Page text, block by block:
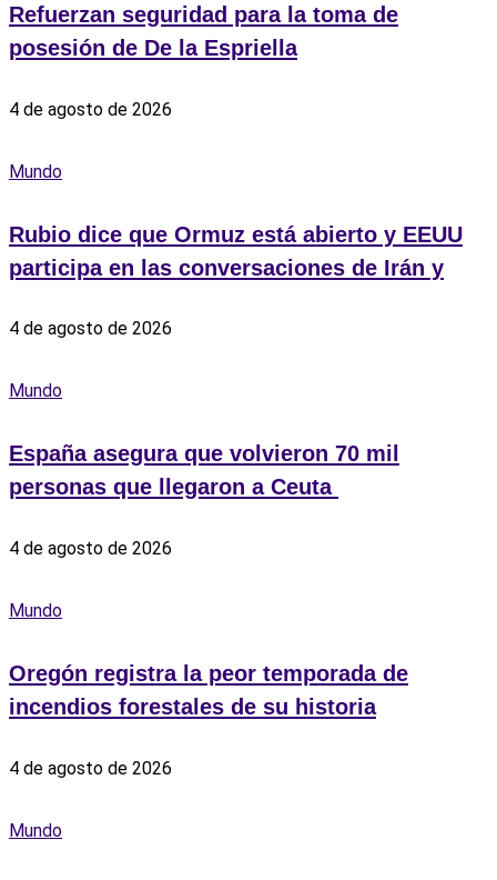
Refuerzan seguridad para la toma de
posesión de De la Espriella
4 de agosto de 2026
Mundo
Rubio dice que Ormuz está abierto y EEUU
participa en las conversaciones de Irán y
4 de agosto de 2026
Mundo
España asegura que volvieron 70 mil
personas que llegaron a Ceuta ‎
4 de agosto de 2026
Mundo
Oregón registra la peor temporada de
incendios forestales de su historia
4 de agosto de 2026
Mundo